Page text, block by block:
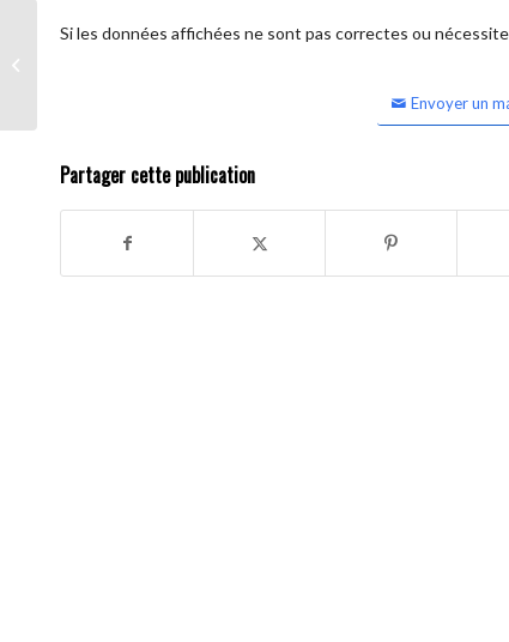
Si les données affichées ne sont pas correctes ou
Envoyer un
Partager cette publication